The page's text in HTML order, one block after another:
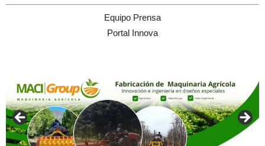
Equipo Prensa
Portal Innova